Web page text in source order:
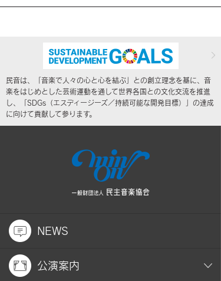
民音は、「音楽で人々の心と心を結ぶ」との創立理念を基に、音
楽をはじめとした芸術運動を通して世界各国との文化交流を推進
し、「SDGs（エスディージーズ／持続可能な開発目標）」の達成
に向けて貢献して参ります。
NEWS
公演案内